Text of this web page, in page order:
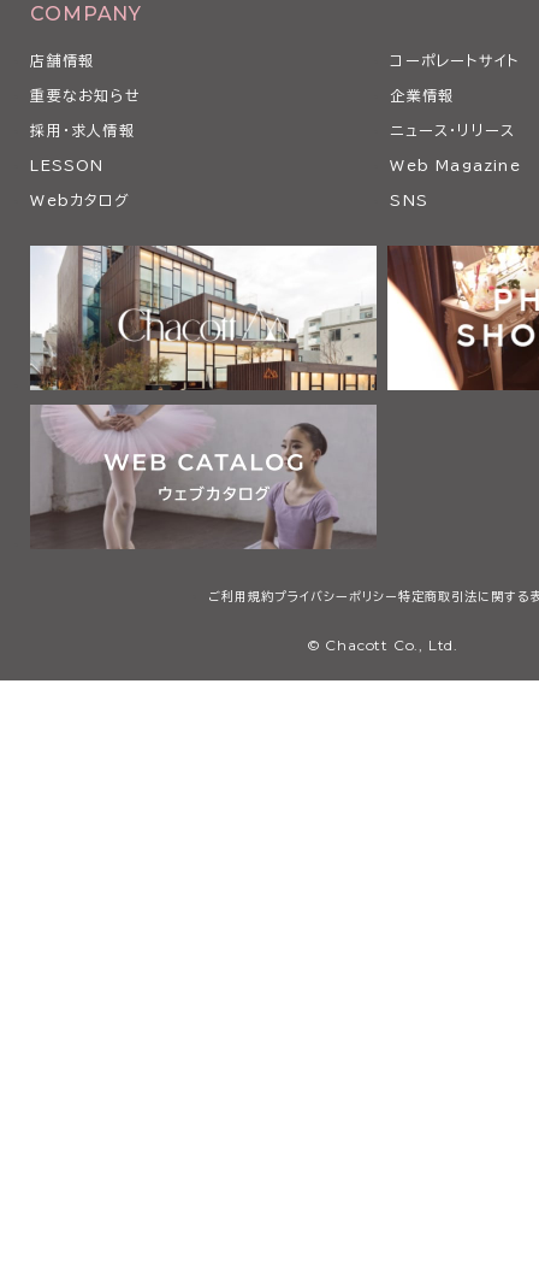
COMPANY
店舗情報 コーポレートサイト
重要なお知らせ 企業情報
採用・求人情報 ニュース・リリース
LESSON Web Magazine
Webカタログ SNS
ご利用規約プライバシーポリシー 特定商取引法に関する
© Chacott Co., Ltd.